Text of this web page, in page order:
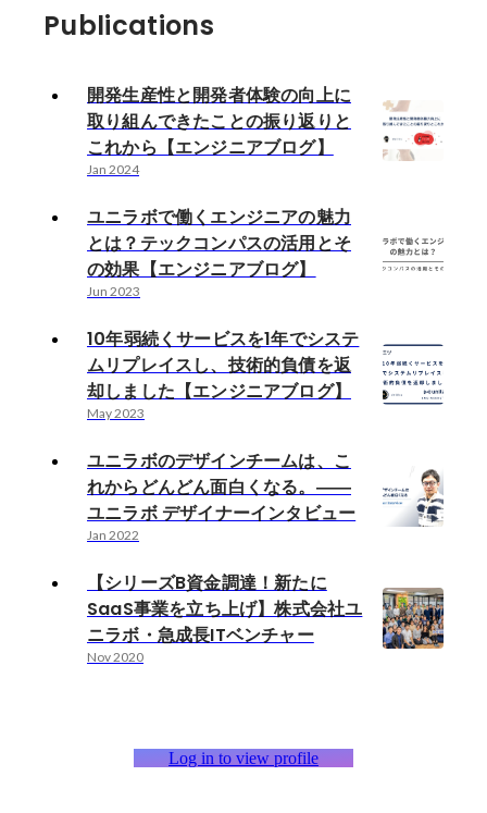
Publications
開発生産性と開発者体験の向上に
取り組んできたことの振り返りと
これから【エンジニアブログ】
Jan 2024
ユニラボで働くエンジニアの魅力
とは？テックコンパスの活用とそ
の効果【エンジニアブログ】
Jun 2023
10年弱続くサービスを1年でシステ
ムリプレイスし、技術的負債を返
却しました【エンジニアブログ】
May 2023
ユニラボのデザインチームは、こ
れからどんどん面白くなる。――
ユニラボ デザイナーインタビュー
Jan 2022
【シリーズB資金調達！新たに
SaaS事業を立ち上げ】株式会社ユ
ニラボ・急成長ITベンチャー
Nov 2020
Log in to view profile